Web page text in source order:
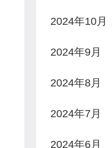
2024年10月
2024年9月
2024年8月
2024年7月
2024年6月